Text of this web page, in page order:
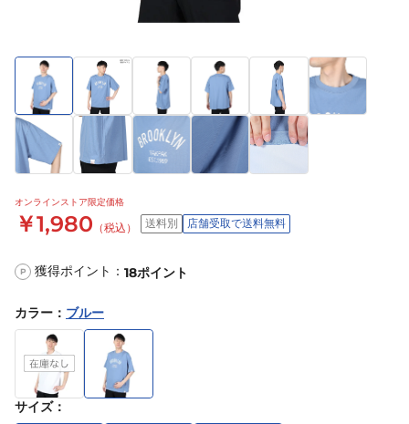
オンラインストア限定価格
￥1,980 （税込） 送料別 店舗受取で送料無料
P 獲得ポイント： 18ポイント
カラー ： ブルー
サイズ：